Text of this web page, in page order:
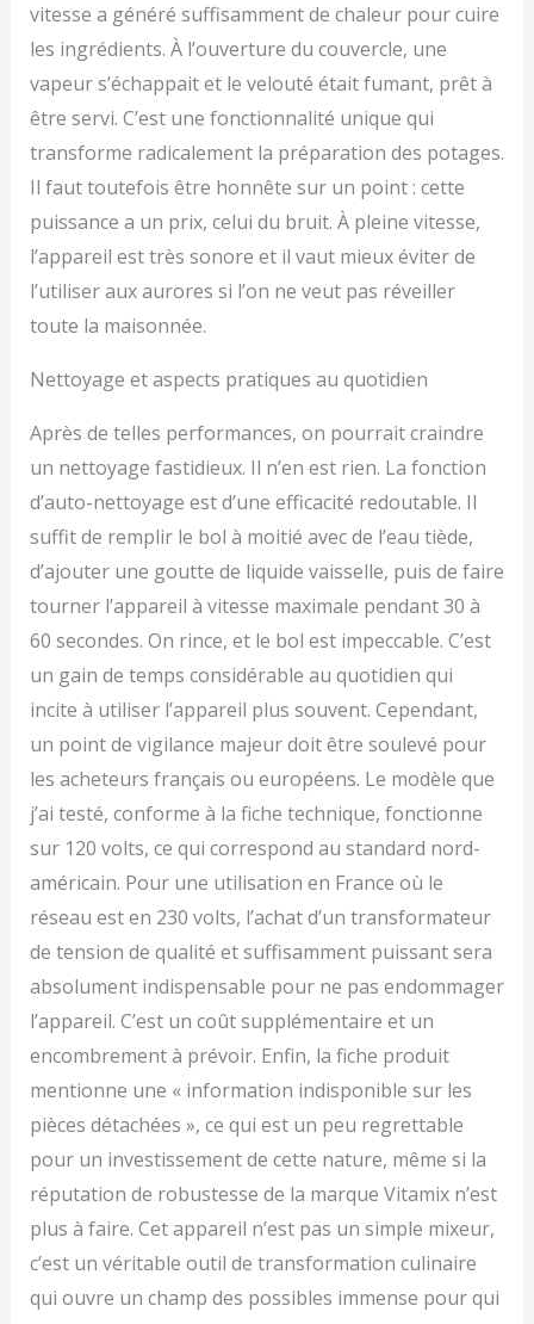
vitesse a généré suffisamment de chaleur pour cuire
les ingrédients. À l’ouverture du couvercle, une
vapeur s’échappait et le velouté était fumant, prêt à
être servi. C’est une fonctionnalité unique qui
transforme radicalement la préparation des potages.
Il faut toutefois être honnête sur un point : cette
puissance a un prix, celui du bruit. À pleine vitesse,
l’appareil est très sonore et il vaut mieux éviter de
l’utiliser aux aurores si l’on ne veut pas réveiller
toute la maisonnée.
Nettoyage et aspects pratiques au quotidien
Après de telles performances, on pourrait craindre
un nettoyage fastidieux. Il n’en est rien. La fonction
d’auto-nettoyage est d’une efficacité redoutable. Il
suffit de remplir le bol à moitié avec de l’eau tiède,
d’ajouter une goutte de liquide vaisselle, puis de faire
tourner l’appareil à vitesse maximale pendant 30 à
60 secondes. On rince, et le bol est impeccable. C’est
un gain de temps considérable au quotidien qui
incite à utiliser l’appareil plus souvent. Cependant,
un point de vigilance majeur doit être soulevé pour
les acheteurs français ou européens. Le modèle que
j’ai testé, conforme à la fiche technique, fonctionne
sur 120 volts, ce qui correspond au standard nord-
américain. Pour une utilisation en France où le
réseau est en 230 volts, l’achat d’un transformateur
de tension de qualité et suffisamment puissant sera
absolument indispensable pour ne pas endommager
l’appareil. C’est un coût supplémentaire et un
encombrement à prévoir. Enfin, la fiche produit
mentionne une « information indisponible sur les
pièces détachées », ce qui est un peu regrettable
pour un investissement de cette nature, même si la
réputation de robustesse de la marque Vitamix n’est
plus à faire. Cet appareil n’est pas un simple mixeur,
c’est un véritable outil de transformation culinaire
qui ouvre un champ des possibles immense pour qui